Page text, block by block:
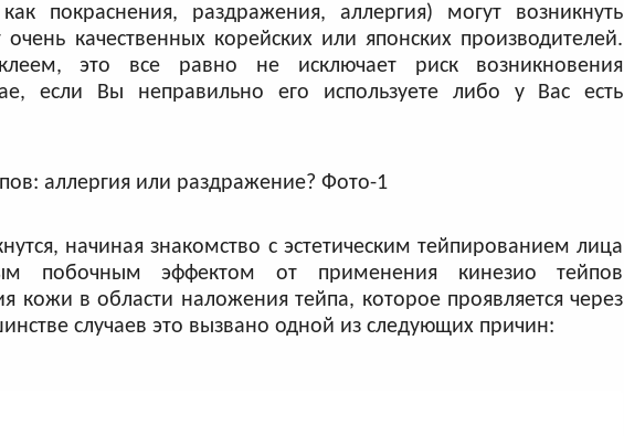
покраснения, раздражения, аллергия) могут возникнуть
качественных корейских или японских производителей.
это все равно не исключает риск возникновения
если Вы неправильно его используете либо у Вас есть
начиная знакомство с эстетическим тейпированием лица
побочным эффектом от применения кинезио тейпов
кожи в области наложения тейпа, которое проявляется через
случаев это вызвано одной из следующих причин: